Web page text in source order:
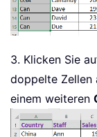
3. Klicken Sie
doppelte Zellen
einem weiteren